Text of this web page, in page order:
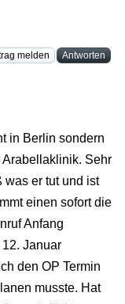
melden Antworten
in Berlin sondern
Arabellaklinik. Sehr
was er tut und ist
einen sofort die
Anfang
Januar
den OP Termin
musste. Hat